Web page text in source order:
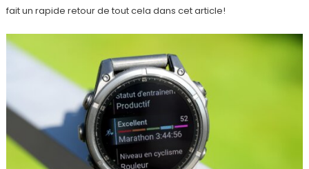
fait un rapide retour de tout cela dans cet article!